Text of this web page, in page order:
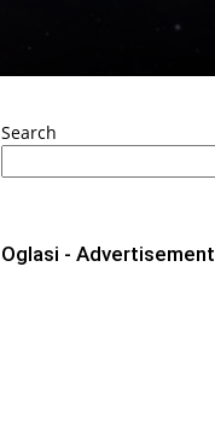
Search
Oglasi - Advertisement